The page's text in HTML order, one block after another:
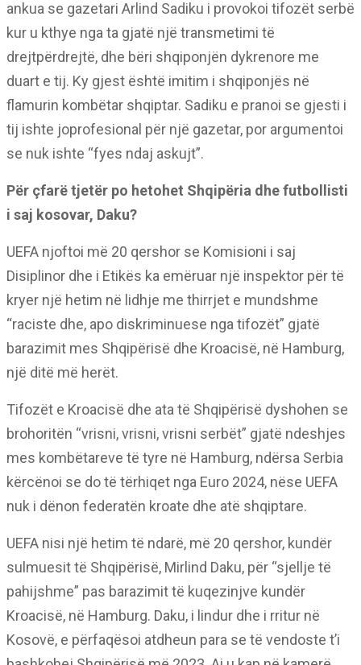
ankua se gazetari Arlind Sadiku i provokoi tifozët serbë
kur u kthye nga ta gjatë një transmetimi të
drejtpërdrejtë, dhe bëri shqiponjën dykrenore me
duart e tij. Ky gjest është imitim i shqiponjës në
flamurin kombëtar shqiptar. Sadiku e pranoi se gjesti i
tij ishte joprofesional për një gazetar, por argumentoi
se nuk ishte “fyes ndaj askujt”.
Për çfarë tjetër po hetohet Shqipëria dhe futbollisti
i saj kosovar, Daku?
UEFA njoftoi më 20 qershor se Komisioni i saj
Disiplinor dhe i Etikës ka emëruar një inspektor për të
kryer një hetim në lidhje me thirrjet e mundshme
“raciste dhe, apo diskriminuese nga tifozët” gjatë
barazimit mes Shqipërisë dhe Kroacisë, në Hamburg,
një ditë më herët.
Tifozët e Kroacisë dhe ata të Shqipërisë dyshohen se
brohoritën “vrisni, vrisni, vrisni serbët” gjatë ndeshjes
mes kombëtareve të tyre në Hamburg, ndërsa Serbia
kërcënoi se do të tërhiqet nga Euro 2024, nëse UEFA
nuk i dënon federatën kroate dhe atë shqiptare.
UEFA nisi një hetim të ndarë, më 20 qershor, kundër
sulmuesit të Shqipërisë, Mirlind Daku, për “sjellje të
pahijshme” pas barazimit të kuqezinjve kundër
Kroacisë, në Hamburg. Daku, i lindur dhe i rritur në
Kosovë, e përfaqësoi atdheun para se të vendoste t’i